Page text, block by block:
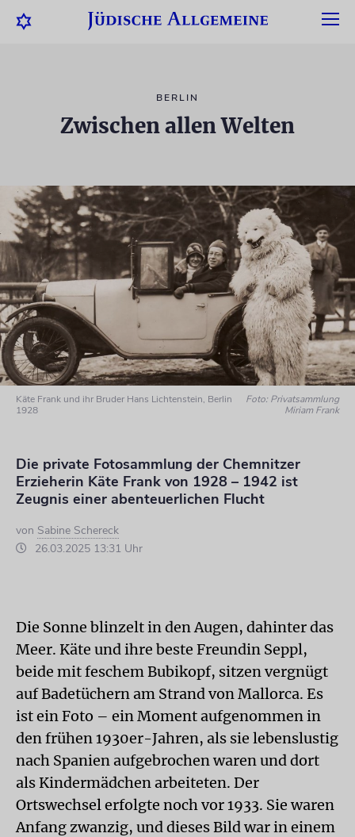
BERLIN
Zwischen allen Welten
Käte Frank und ihr Bruder Hans Lichtenstein, Berlin
1928
Foto: Privatsammlung
Miriam Frank
Die private Fotosammlung der Chemnitzer
Erzieherin Käte Frank von 1928 – 1942 ist
Zeugnis einer abenteuerlichen Flucht
von Sabine Schereck
26.03.2025 13:31 Uhr
Die Sonne blinzelt in den Augen, dahinter das
Meer. Käte und ihre beste Freundin Seppl,
beide mit feschem Bubikopf, sitzen vergnügt
auf Badetüchern am Strand von Mallorca. Es
ist ein Foto – ein Moment aufgenommen in
den frühen 1930er-Jahren, als sie lebenslustig
nach Spanien aufgebrochen waren und dort
als Kindermädchen arbeiteten. Der
Ortswechsel erfolgte noch vor 1933. Sie waren
Anfang zwanzig, und dieses Bild war in einem